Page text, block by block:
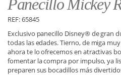
Panecillo Mickey
REF: 65845
Exclusivo panecillo Disney® de gran
todas las edades. Tierno, de miga
ahora te lo ofrecemos en atractivas
fomentar la compra por impulso, ya
preparen sus bocadillos más